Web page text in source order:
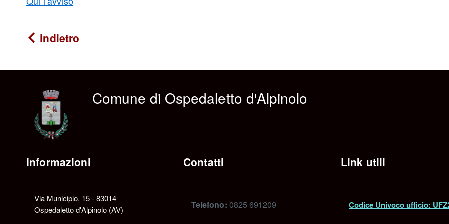
indietro
Comune di Ospedaletto d'Alpinolo
Informazioni
Via Municipio, 15 - 83014
Ospedaletto d'Alpinolo (AV)
Contatti
Telefono: 0825 691209
Link utili
Codice Univoco ufficio: